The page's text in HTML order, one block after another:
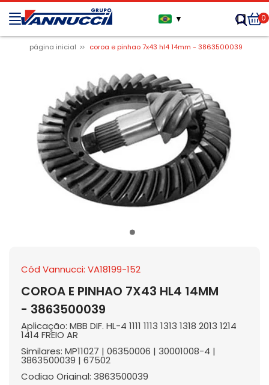
▼ 0
página inicial coroa e pinhao 7x43 hl4 14mm - 3863500039
Cód Vannucci: VA18199-152
COROA E PINHAO 7X43 HL4 14MM
- 3863500039
Aplicação: MBB DIF. HL-4 1111 1113 1313 1318 2013 1214
1414 FREIO AR
Similares: MP11027 | 06350006 | 30001008-4 |
3863500039 | 67502
Codigo Original: 3863500039